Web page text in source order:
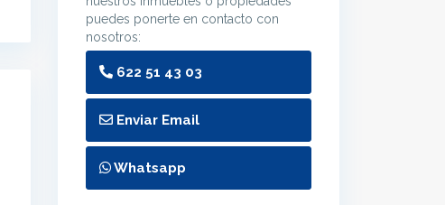
puedes ponerte en contacto con
nosotros:
622 51 43 03
Enviar Email
Whatsapp